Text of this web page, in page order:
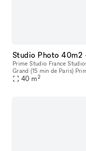
Studio Photo 40m2
Prime Studio France Studios de création & tournage à louer – Noisy-le-
Grand (15 min de Paris) Prime Studio France est un espace créatif de
300 m², situé dans un loft
40 m2